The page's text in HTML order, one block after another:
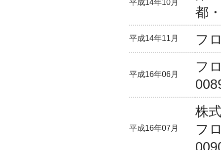
平成14年10月
都
平成14年11月 フ
平成16年06月
フ
平成16年07月
株
フ